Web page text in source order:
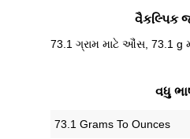
વૈકલ્પિક
73.1 ગ્રામ માટે ઔંસ, 73.1 g
વધુ
‎73.1 Grams To Ounces